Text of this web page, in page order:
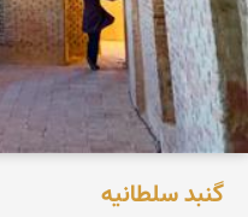
گنبد سلطانیه